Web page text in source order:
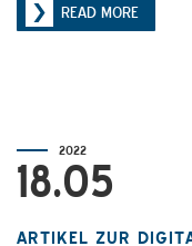
READ MORE
2022
18.05
ARTIKEL ZUR